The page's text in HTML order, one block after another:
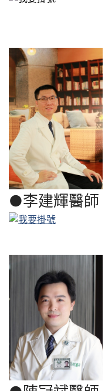
●李建輝醫師